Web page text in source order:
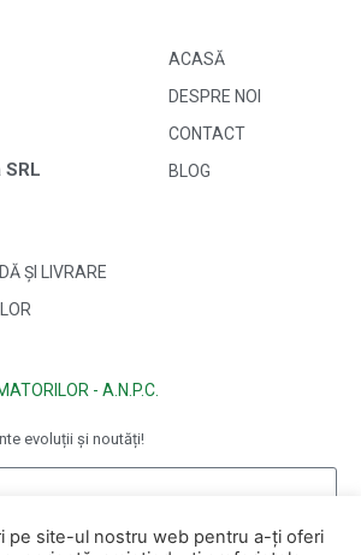
ACASĂ
DESPRE NOI
CONTACT
BLOG
ȘI LIVRARE
- A.N.P.C.
evoluții și noutăți!
pe site-ul nostru web pentru a-ți oferi